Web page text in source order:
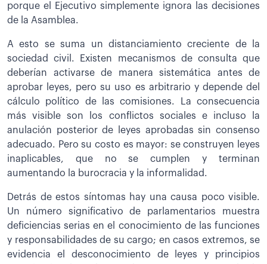
porque el Ejecutivo simplemente ignora las decisiones
de la Asamblea.
A esto se suma un distanciamiento creciente de la
sociedad civil. Existen mecanismos de consulta que
deberían activarse de manera sistemática antes de
aprobar leyes, pero su uso es arbitrario y depende del
cálculo político de las comisiones. La consecuencia
más visible son los conflictos sociales e incluso la
anulación posterior de leyes aprobadas sin consenso
adecuado. Pero su costo es mayor: se construyen leyes
inaplicables, que no se cumplen y terminan
aumentando la burocracia y la informalidad.
Detrás de estos síntomas hay una causa poco visible.
Un número significativo de parlamentarios muestra
deficiencias serias en el conocimiento de las funciones
y responsabilidades de su cargo; en casos extremos, se
evidencia el desconocimiento de leyes y principios